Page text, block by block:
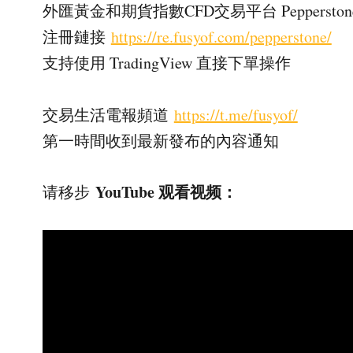
外匯黃金和期貨指數CFD交易平台
注冊鏈接 https://re.fusyof.com/pepperstone/
支持使用 TradingView 直接下單操作
交易生活電報頻道 https://t.me/fusyof/
第一時間收到最新發布的內容通知
请移步 YouTube 观看视频：